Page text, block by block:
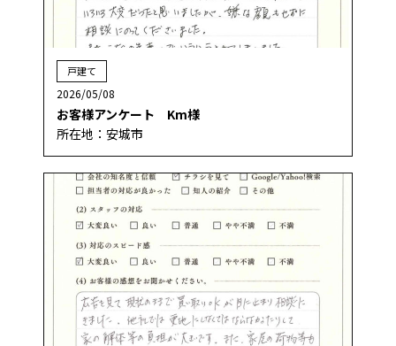
戸建て
2026/05/08
お客様アンケート Km様
所在地：安城市